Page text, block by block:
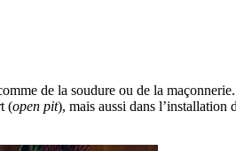
de la soudure ou de la
(open pit), mais aussi dans l’installation